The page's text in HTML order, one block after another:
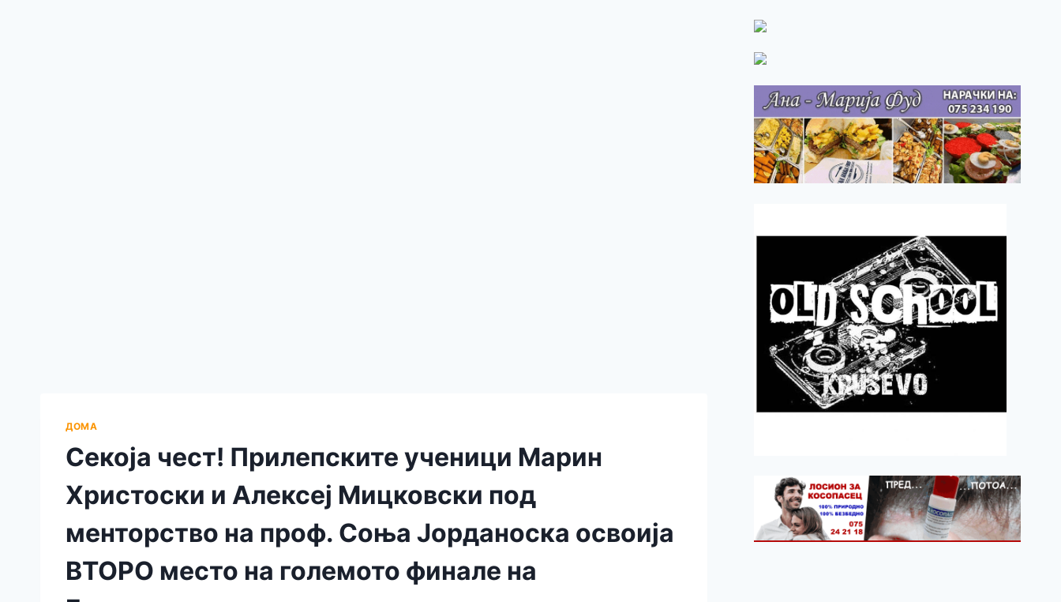
ДОМА
Секоја чест! Прилепските ученици Марин
Христоски и Алексеј Мицковски под
менторство на проф. Соња Јорданоска освоија
ВТОРО место на големото финале на